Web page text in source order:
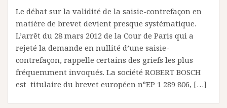
Le débat sur la validité de la saisie-contrefaçon en
matière de brevet devient presque systématique.
L’arrêt du 28 mars 2012 de la Cour de Paris qui a
rejeté la demande en nullité d’une saisie-
contrefaçon, rappelle certains des griefs les plus
fréquemment invoqués. La société ROBERT BOSCH
est titulaire du brevet européen n°EP 1 289 806, […]